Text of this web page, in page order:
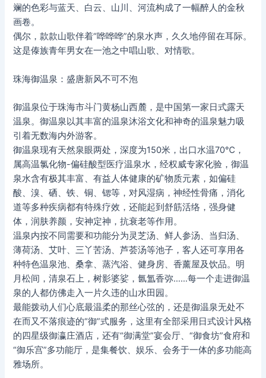
斓的色彩与蓝天、白云、山川、河流构成了一幅醉人的金秋
画卷。
偶尔，款款山歌伴着“哗哗哗”的泉水声，久久地停留在耳际。
这是傣族青年男女在一池之中唱山歌、对情歌。
珠海御温泉：盛唐新风不可不泡
御温泉位于珠海市斗门黄杨山西麓，是中国第一家日式露天
温泉。御温泉以其丰富的温泉沐浴文化和神奇的温泉魅力吸
引着无数海内外游客。
御温泉现有天然泉眼两处，深度为150米，出口水温70℃，
属高温氯化物-偏硅酸型医疗温泉水，经权威专家化验，御温
泉水含有极其丰富、有益人体健康的矿物质元素，如偏硅
酸、溴、硒、铁、铜、锶等，对风湿病，神经性骨痛，消化
道等多种疾病都有特殊疗效，还能起到舒筋活络，强身健
体，润肤养颜，安神定神，抗衰老等作用。
温泉内按不同需要和功能分为灵芝汤、鲜人参汤、当归汤、
薄荷汤、艾叶、三丫苦汤、芦荟汤等池子，客人还可享用各
种特色温泉池、桑拿、蒸汽浴、健身房、香薰屋及饮品。明
月松间，清泉石上，树影婆娑，氤氲香弥……每一个走进御温
泉的人都仿佛走入一片久违的山水田园。
最能拨动人们心底最温柔的那丝心弦的，还是御温泉无处不
在而又不落痕迹的“御”式服务，这里有全部采用日式设计风格
的四星级御瀛庄酒店，还有“御满堂”宴会厅、“御食坊”食府和
“御乐宫”多功能厅，是集餐饮、娱乐、会务于一体的多功能高
雅场所。